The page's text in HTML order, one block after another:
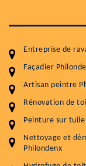
Entreprise de
Façadier
Artisan peintre
Rénovation de
Peinture sur tuile
Nettoyage et
Philondenx
Entretenir
Plus de 15